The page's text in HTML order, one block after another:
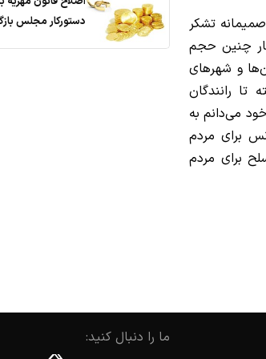
صمیمانه تشکر
چنین حجم
و شهرهای
رانندگان
می‌دانم به
برای مردم
برای مردم
دستورکار مجلس
ما را دنبال کنید: